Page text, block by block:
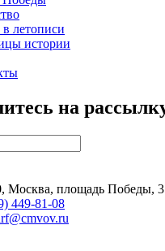
летописи
истории
на
Москва, площадь Победы, 3
449-81-08